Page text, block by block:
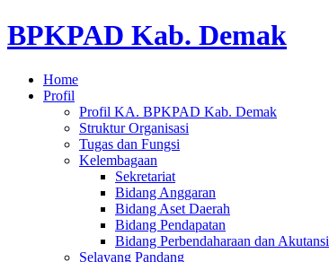
BPKPAD Kab. Demak
Home
Profil
Profil KA. BPKPAD Kab. Demak
Struktur Organisasi
Tugas dan Fungsi
Kelembagaan
Sekretariat
Bidang Anggaran
Bidang Aset Daerah
Bidang Pendapatan
Bidang Perbendaharaan dan Akutansi
Selayang Pandang